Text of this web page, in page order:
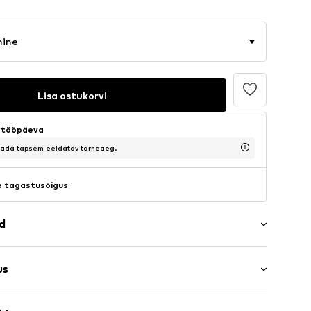
Lisa ostukorvi
täpsem eeldatav tarneaeg.
tagastusõigus